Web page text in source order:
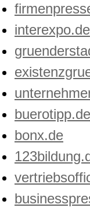
interexpo.de
buerotipp.de
bonx.de